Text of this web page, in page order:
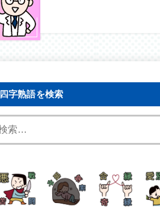
四字熟語を検索